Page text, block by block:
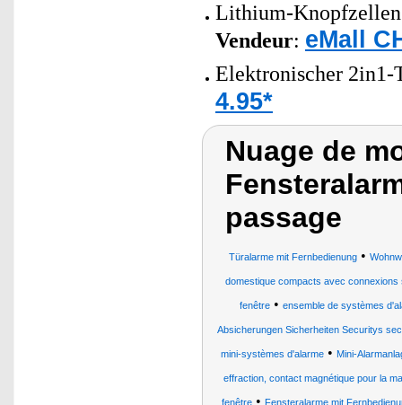
Lithium-Knopfzellen
Vendeur: eMall
Elektronischer
4.95*
Nuage de
passage
Türalarme mit Fernbedienung •
domestique compacts avec connexions
fenêtre • ensemble de systèmes
Absicherungen Sicherheiten Securitys
mini-systèmes d'alarme• Mini-
effraction, contact magnétique pour la
fenêtre• Fensteralarme mit